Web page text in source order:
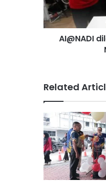
I
d
i
r
k
a
n
s
e
r
e
n
AI@NADI
Related